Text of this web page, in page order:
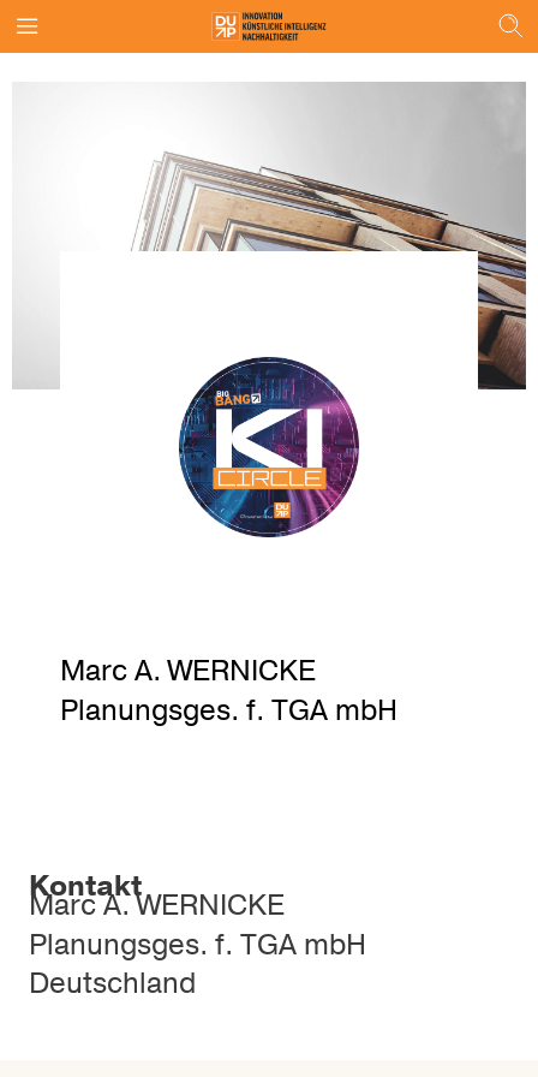
Marc A. WERNICKE
Planungsges. f. TGA mbH
Kontakt
Marc A. WERNICKE
Planungsges. f. TGA mbH
Deutschland